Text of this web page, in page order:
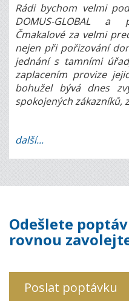
Rádi bychom velmi
DOMUS-GLOBAL
Čmakalové za velmi
nejen při pořizování
jednání s tamními
zaplacením provize
bohužel bývá dnes
spokojených zákazníků,
další...
Odešlete
rovnou
Poslat poptávku